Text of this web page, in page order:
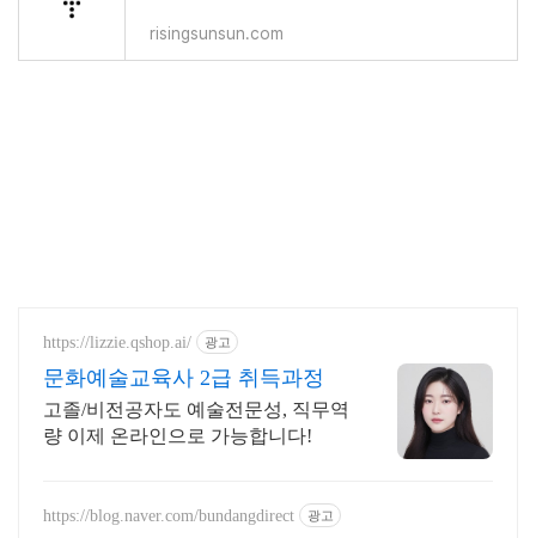
risingsunsun.com
https://lizzie.qshop.ai/ 광고
문화예술교육사 2급 취득과정
고졸/비전공자도 예술전문성, 직무역
량 이제 온라인으로 가능합니다!
https://blog.naver.com/bundangdirect 광고